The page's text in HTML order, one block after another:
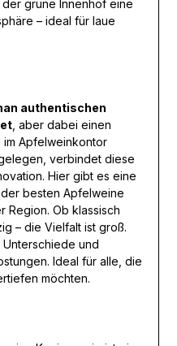
grüne Innenhof eine
– ideal für laue
authentischen
, aber dabei einen
im Apfelweinkontor
verbindet diese
Hier gibt es eine
besten Apfelweine
Region. Ob klassisch
– die Vielfalt ist groß.
und
Ideal für alle, die
möchten.